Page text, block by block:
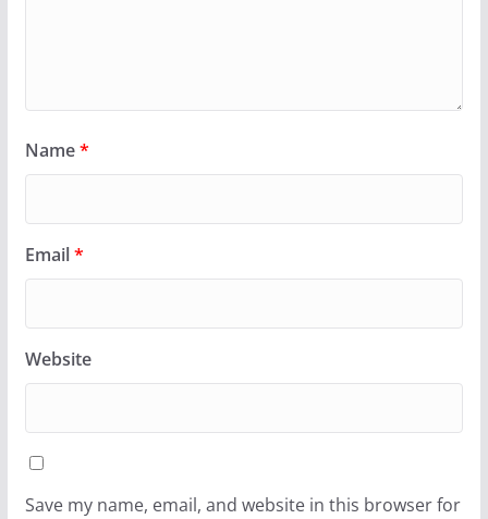
Name*
Email*
Website
Save my name, email, and website in this browser for